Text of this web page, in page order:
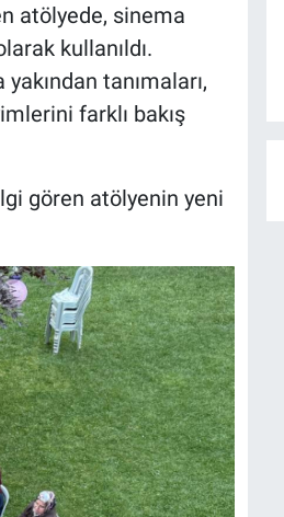
atölyede, sinema
kullanıldı.
tanımaları,
farklı bakış
gören atölyenin yeni